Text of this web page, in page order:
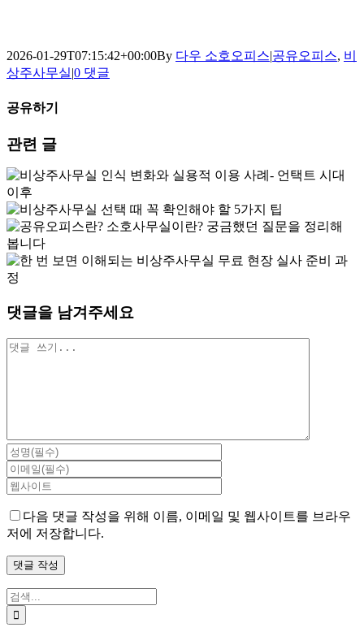
2026-01-29T07:15:42+00:00By 다우 소호오피스|공유오피스, 비
상주사무실|0 댓글
공유하기
Facebook
X
LinkedIn
이
일
관련 글
댓글을 남겨주세요
댓
다음 댓글 작성을 위해 이름, 이메일 및 웹사이트를 브라우
저에 저장합니다.
검
색: